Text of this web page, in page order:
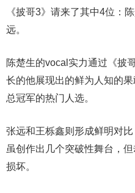
《披哥3》请来了其中4位：
远。
陈楚生的vocal实力通过《披
长的他展现出的鲜为人知的
总冠军的热门人选。
张远和王栎鑫则形成鲜明对
虽创作出几个突破性舞台，
损坏。